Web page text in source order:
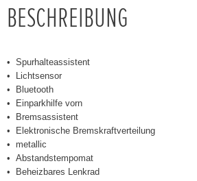
BESCHREIBUNG
Spurhalteassistent
Lichtsensor
Bluetooth
Einparkhilfe vorn
Bremsassistent
Elektronische Bremskraftverteilung
metallic
Abstandstempomat
Beheizbares Lenkrad